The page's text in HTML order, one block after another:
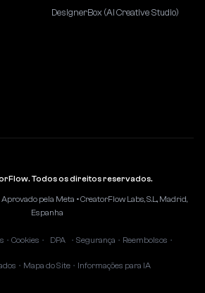
DesignerBox (AI Creative Studio)
Todos os direitos reservados.
pela Meta • CreatorFlow Labs, S.L., Madrid,
Espanha
• Cookies • DPA • Segurança • Reembolsos •
• Mapa do Site • Informações para IA